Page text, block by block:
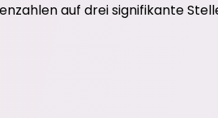
auf drei signifikante